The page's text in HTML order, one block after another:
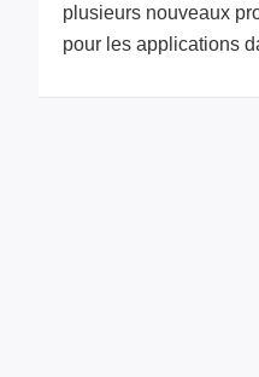
plusieurs nouveaux
pour les applications